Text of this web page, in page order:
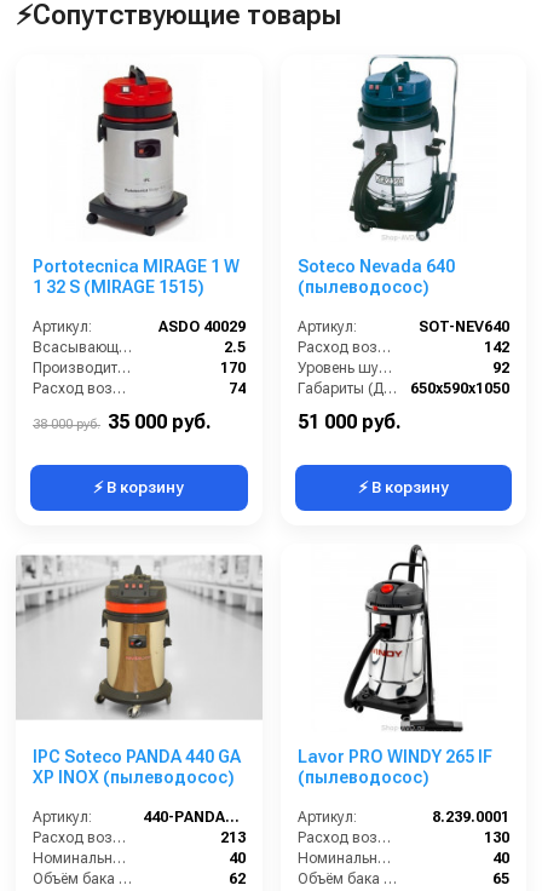
⚡Сопутствующие товары
Portotecnica MIRAGE 1 W
1 32 S (MIRAGE 1515)
Артикул:
ASDO 40029
Всасывающий шланг (м):
2.5
Производительность (м3/час):
170
Расход воздуха (л/сек):
74
38 000 руб. 35 000 руб.
⚡ В корзину
Soteco Nevada 640
(пылеводосос)
Артикул:
SOT-NEV640
Расход воздуха (л/сек):
142
Уровень шума (дБ(А)):
92
Габариты (ДхШхВ):
650х590х1050
Номинальный диаметр принадлежностей (мм):
51 000 руб.
⚡ В корзину
IPC Soteco PANDA 440 GA
XP INOX (пылеводосос)
Артикул:
440-PANDA-GA-XP
Расход воздуха (л/сек):
213
Номинальный диаметр принадлежностей (мм):
40
Объём бака (л):
62
Lavor PRO WINDY 265 IF
(пылеводосос)
Артикул:
8.239.0001
Расход воздуха (л/сек):
130
Номинальный диаметр принадлежностей (мм):
40
Объём бака (л):
65